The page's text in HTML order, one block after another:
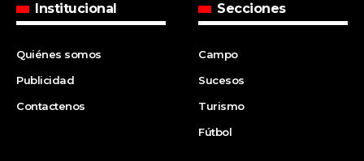
Institucional
Quiénes somos
Publicidad
Contactenos
Secciones
Campo
Sucesos
Turismo
Fútbol